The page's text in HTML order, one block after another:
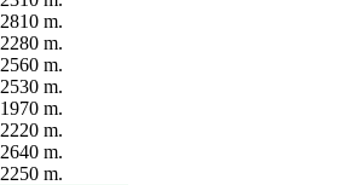
2810 m.
2280 m.
2560 m.
2530 m.
1970 m.
2220 m.
2640 m.
2250 m.